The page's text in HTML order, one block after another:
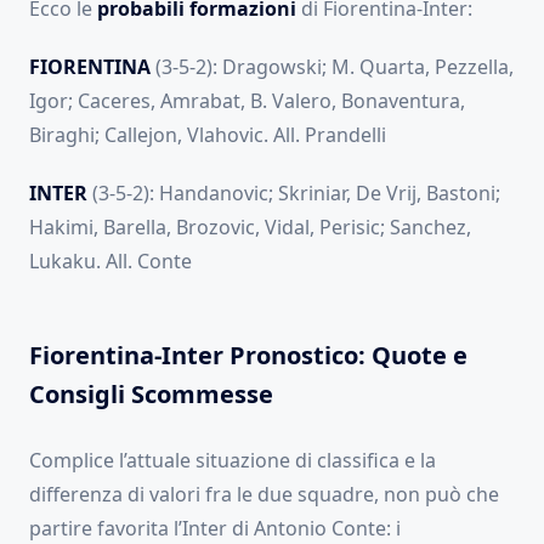
Ecco le probabili formazioni di Fiorentina-Inter:
FIORENTINA(3-5-2): Dragowski; M. Quarta, Pezzella,
Igor; Caceres, Amrabat, B. Valero, Bonaventura,
Biraghi; Callejon, Vlahovic. All. Prandelli
INTER(3-5-2): Handanovic; Skriniar, De Vrij, Bastoni;
Hakimi, Barella, Brozovic, Vidal, Perisic; Sanchez,
Lukaku. All. Conte
Fiorentina-Inter Pronostico: Quote e
Consigli Scommesse
Complice l’attuale situazione di classifica e la
differenza di valori fra le due squadre, non può che
partire favorita l’Inter di Antonio Conte: i